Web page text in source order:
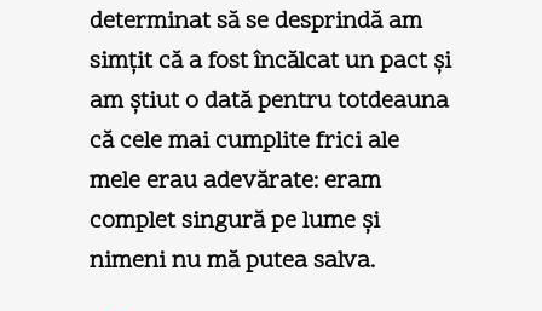
determinat să se desprindă am
simţit că a fost încălcat un pact şi
am ştiut o dată pentru totdeauna
că cele mai cumplite frici ale
mele erau adevărate: eram
complet singură pe lume şi
nimeni nu mă putea salva.